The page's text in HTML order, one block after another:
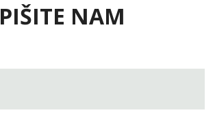
PIŠITE NAM